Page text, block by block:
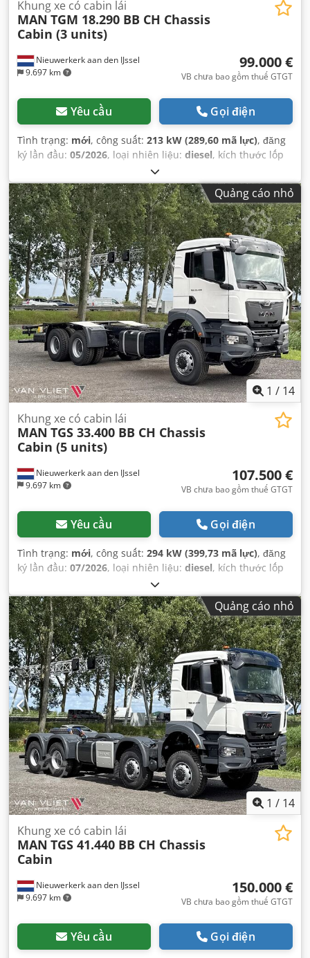
Nieuwerkerk aan den IJssel
9.697 km
Khung xe có cabin lái
MAN TGM 18.290 BB CH Chassis
Cabin (3 units)
99.000 €
VB chưa bao gồm thuế GTGT
Yêu cầu Gọi điện
Tình trạng: mới, công suất: 213 kW (289,60 mã lực), đăng
ký lần đầu: 05/2026, loại nhiên liệu: diesel, kích thước lốp
4x4
mm, nhiên liệu:diesel, dung tích bình nhiên liệu:300 l,
màu sắc:đỏ, loại truyền động bánh răng: tự động , hạng
mục khí thải:Euro 5, hệ thống treo:thép, tổng chiều dài:
8.420 mm, tổng chiều rộng:2.500 mm, tổng chiều cao:
3.310 mm, Năm sản xuất:2024, Thiết bị:AdBlue, điều hòa
không khí,
Quảng cáo nhỏ
1 / 14
Nieuwerkerk aan den IJssel
9.697 km
Khung xe có cabin lái
MAN TGS 33.400 BB CH Chassis
Cabin (5 units)
107.500 €
VB chưa bao gồm thuế GTGT
Yêu cầu Gọi điện
Tình trạng: mới, công suất: 294 kW (399,73 mã lực), đăng
ký lần đầu: 07/2026, loại nhiên liệu: diesel, kích thước lốp
, cấu hình trục:
mm, nhiên liệu:diesel, dung tích bình nhiên liệu:400 l,
màu sắc:trắng, cabin lái:ca-bin ban ngày , loại truyền
động bánh răng:tự động, hạng mục khí thải:euro2, hệ
thống treo:thép, tổng chiều dài:10.370 mm, tổng chiều
rộng:2.500 mm, tổng chiều cao:3.440 mm, Năm sản xuất:
2026, Thiết bị:điều hòa không khí,
Quảng cáo nhỏ
1 / 14
Nieuwerkerk aan den IJssel
9.697 km
Khung xe có cabin lái
MAN TGS 41.440 BB CH Chassis
Cabin
150.000 €
VB chưa bao gồm thuế GTGT
Yêu cầu Gọi điện